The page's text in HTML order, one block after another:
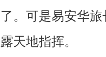
了。可是易安华
露天地指挥。